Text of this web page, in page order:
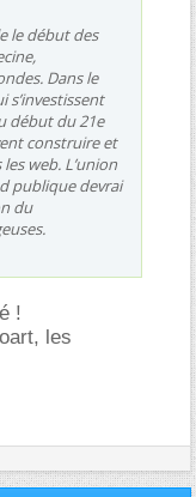
le début des
Dans le
début du 21e
construire et
web. L’union
publique devrai
du
!
les